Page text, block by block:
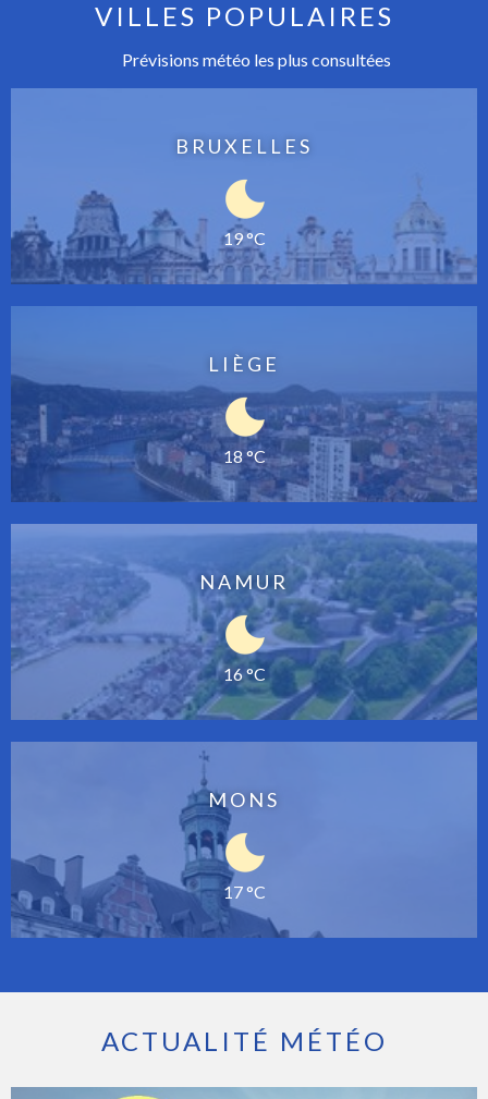
VILLES POPULAIRES
Prévisions météo les plus consultées
BRUXELLES
19 °C
LIÈGE
18 °C
NAMUR
16 °C
MONS
17 °C
ACTUALITÉ MÉTÉO